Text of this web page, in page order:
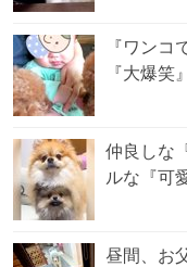
『ワン
『大爆
仲良しな
ルな『可
昼間、お